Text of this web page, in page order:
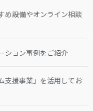
め設備やオンライン相談
ション事例をご紹介
支援事業」を活用してお